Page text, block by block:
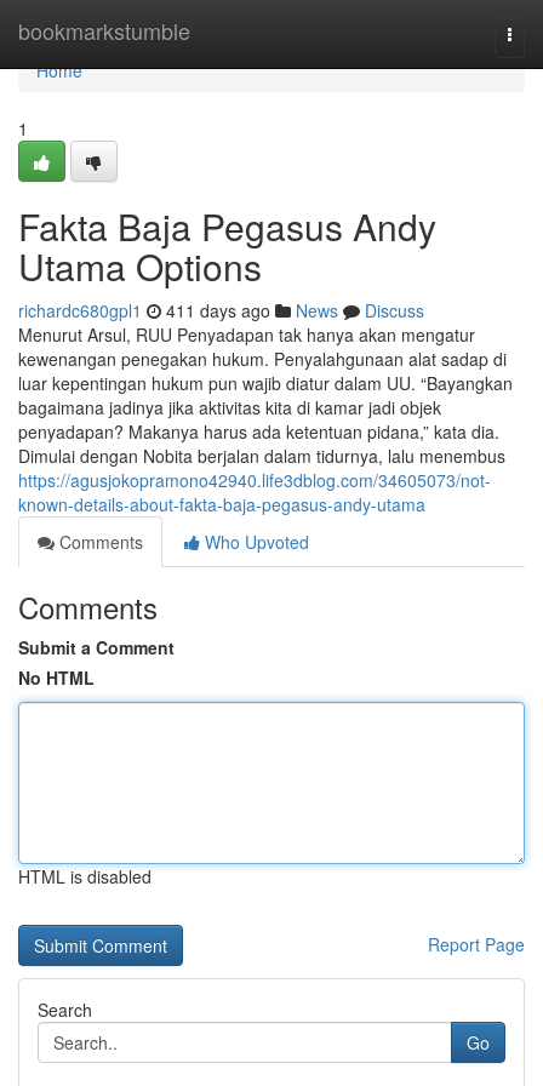
bookmarkstumble
Home
Home
1
Fakta Baja Pegasus Andy
Utama Options
richardc680gpl1 411 days ago News
Discuss
Menurut Arsul, RUU Penyadapan tak hanya akan mengatur
kewenangan penegakan hukum. Penyalahgunaan alat sadap di
luar kepentingan hukum pun wajib diatur dalam UU. “Bayangkan
bagaimana jadinya jika aktivitas kita di kamar jadi objek
penyadapan? Makanya harus ada ketentuan pidana,” kata dia.
Dimulai dengan Nobita berjalan dalam tidurnya, lalu menembus
https://agusjokopramono42940.life3dblog.com/34605073/not-
known-details-about-fakta-baja-pegasus-andy-utama
Comments
Who Upvoted
Comments
Submit a Comment
No HTML
HTML is disabled
Report Page
Search
Go